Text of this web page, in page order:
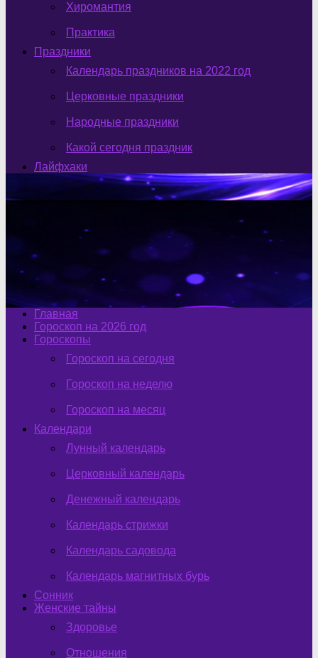
Хиромантия
Практика
Праздники
Календарь праздников на 2022 год
Церковные праздники
Народные праздники
Какой сегодня праздник
Лайфхаки
Главная
Гороскоп на 2026 год
Гороскопы
Гороскоп на сегодня
Гороскоп на неделю
Гороскоп на месяц
Календари
Лунный календарь
Церковный календарь
Денежный календарь
Календарь стрижки
Календарь садовода
Календарь магнитных бурь
Сонник
Женские тайны
Здоровье
Отношения